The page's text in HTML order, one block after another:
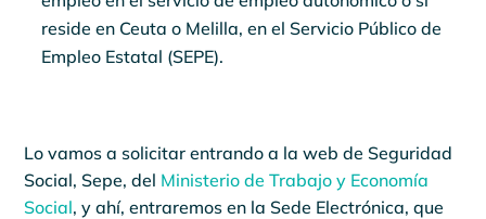
reside en Ceuta o Melilla, en el Servicio Público de
Empleo Estatal (SEPE).
Lo vamos a solicitar entrando a la web de Seguridad
Social, Sepe, del Ministerio de Trabajo y Economía
Social, y ahí, entraremos en la Sede Electrónica, que